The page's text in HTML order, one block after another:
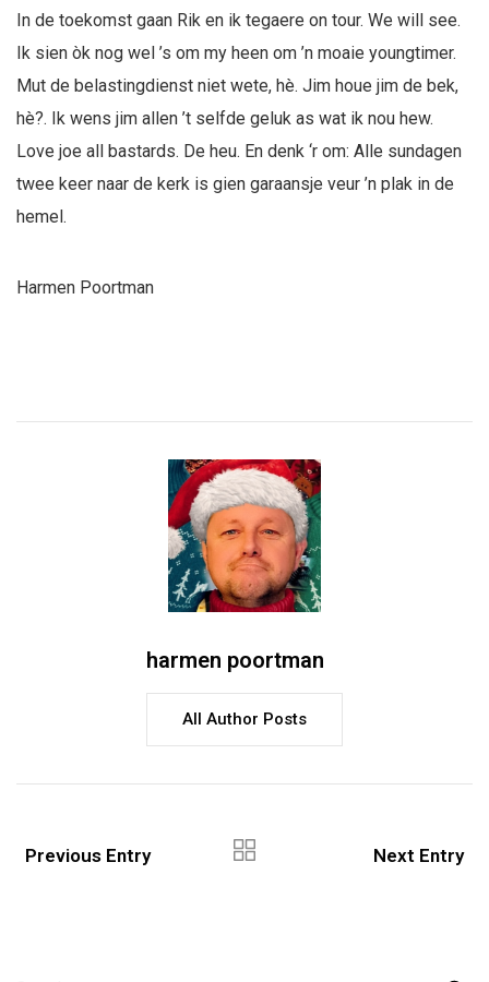
In de toekomst gaan Rik en ik tegaere on tour. We will see.
Ik sien òk nog wel ’s om my heen om ’n moaie youngtimer.
Mut de belastingdienst niet wete, hè. Jim houe jim de bek,
hè?. Ik wens jim allen ’t selfde geluk as wat ik nou hew.
Love joe all bastards. De heu. En denk ‘r om: Alle sundagen
twee keer naar de kerk is gien garaansje veur ’n plak in de
hemel.
Harmen Poortman
harmen poortman
All Author Posts
Previous Entry Next Entry